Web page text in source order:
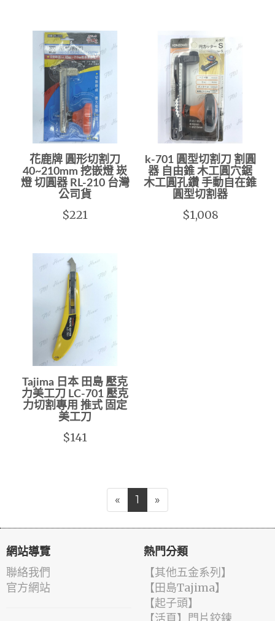
花鹿牌 圓形切割刀
40~210mm 挖嵌燈 崁
燈 切圓器 RL-210 台灣
公司貨
$221
k-701 圓型切割刀 割圓
器 自由錐 木工圓穴鋸
木工圓孔鑽 手動自在錐
圓型切割器
$1,008
Tajima 日本 田島 壓克
力美工刀 LC-701 壓克
力切割專用 推式 固定
美工刀
$141
« 1 »
網站導覽
聯絡我們
官方網站
熱門分類
【其他五金系列】
【田島Tajima】
【起子頭】